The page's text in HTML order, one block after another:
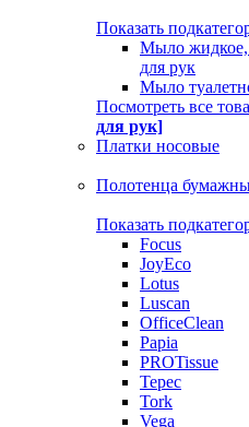
Показать
Мыло жидкое,
для рук
Мыло
Посмотреть все
для рук]
Платки носовые
Полотенца
Показать
Focus
JoyEco
Lotus
Luscan
OfficeClean
Papia
PROTissue
Tepec
Tork
Vega